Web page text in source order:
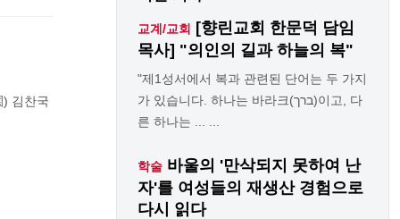
김찬국
교계/교회
[향린교회 한문덕 담임
목사] "의인의 길과 하늘의 복"
"제1성서에서 복과 관련된 단어는 두 가지
가 있습니다. 하나는 바라크(ברך)이고, 다
른 하나는 ... ...
학술 바울의 '만삭되지 못하여 난
자'를 여성들의 재생산 경험으로
다시 읽다